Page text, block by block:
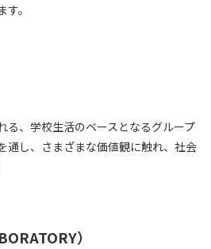
。
る、学校生活のベースとなるグループ
通し、さまざまな価値観に触れ、社会
）